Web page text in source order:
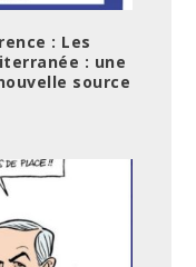
: Les
: une
source